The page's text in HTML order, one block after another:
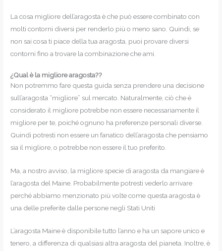
La cosa migliore dell’aragosta è che può essere combinato con
molti contorni diversi per renderlo più o meno sano. Quindi, se
non sai cosa ti piace della tua aragosta, puoi provare diversi
contorni fino a trovare la combinazione che ami.
¿Qual è la migliore aragosta??
Non potremmo fare questa guida senza prendere una decisione
sull’aragosta “migliore” sul mercato. Naturalmente, ciò che è
considerato il migliore potrebbe non essere necessariamente il
migliore per te, poiché ognuno ha preferenze personali diverse.
Quindi potresti non essere un fanatico dell’aragosta che pensiamo
sia il migliore, o potrebbe non essere il tuo preferito.
Ma, a nostro avviso, la migliore specie di aragosta da mangiare è
l’aragosta del Maine. Probabilmente potresti vederlo arrivare
perché abbiamo menzionato più volte come questa aragosta è
una delle preferite dalle persone negli Stati Uniti
L’aragosta Maine è disponibile tutto l’anno e ha un sapore unico e
tenero, a differenza di qualsiasi altra aragosta del pianeta. Inoltre, è